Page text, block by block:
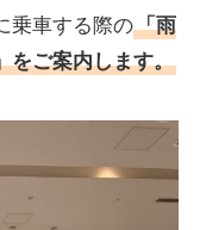
乗車する際の「雨
をご案内します。